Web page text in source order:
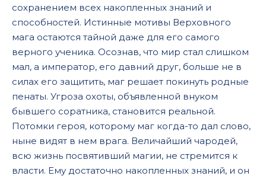
сохранением всех накопленных знаний и
способностей. Истинные мотивы Верховного
мага остаются тайной даже для его самого
верного ученика. Осознав, что мир стал слишком
мал, а император, его давний друг, больше не в
силах его защитить, маг решает покинуть родные
пенаты. Угроза охоты, объявленной внуком
бывшего соратника, становится реальной.
Потомки героя, которому маг когда-то дал слово,
ныне видят в нем врага. Величайший чародей,
всю жизнь посвятивший магии, не стремится к
власти. Ему достаточно накопленных знаний, и он